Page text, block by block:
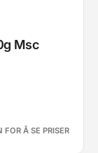
Msc
FOR Å SE PRISER